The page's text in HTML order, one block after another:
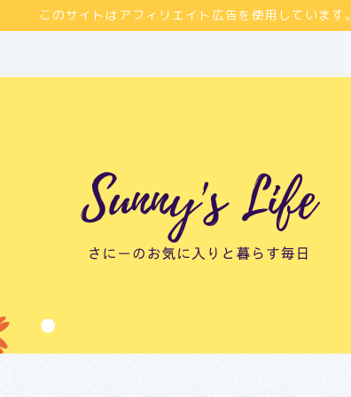
このサイトはアフィリエイト広告を使用しています。